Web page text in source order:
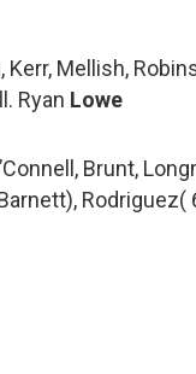
Kerr, Mellish,
Ryan Lowe
Brunt,
Rodriguez(